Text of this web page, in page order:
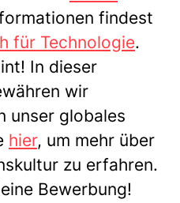
findest
für Technologie.
In dieser
wir
unser globales
hier, um mehr über
zu erfahren.
Bewerbung!